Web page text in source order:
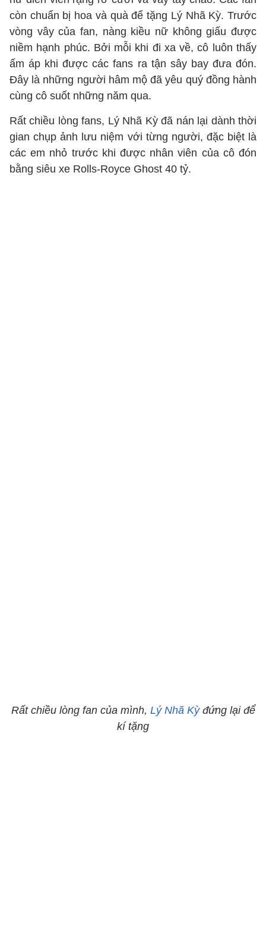
còn chuẩn bị hoa và quà để tặng Lý Nhã Kỳ. Trước
vòng vây của fan, nàng kiều nữ không giấu được
niềm hạnh phúc. Bởi mỗi khi đi xa về, cô luôn thấy
ấm áp khi được các fans ra tận sây bay đưa đón.
Đây là những người hâm mộ đã yêu quý đồng hành
cùng cô suốt những năm qua.
Rất chiều lòng fans, Lý Nhã Kỳ đã nán lại dành thời
gian chụp ảnh lưu niệm với từng người, đặc biệt là
các em nhỏ trước khi được nhân viên của cô đón
bằng siêu xe Rolls-Royce Ghost 40 tỷ.
Rất chiều lòng fan của mình, Lý Nhã Kỳđứng lại để
kí tặng